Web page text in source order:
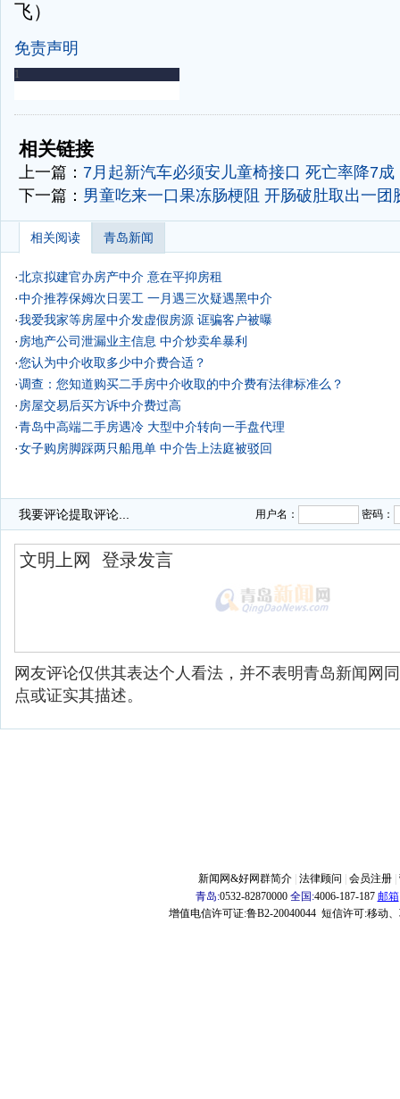
飞）
免责声明
-
相关链接
上一篇： 7月起新汽车必须安儿童椅接口 死亡率降7成
下一篇： 男童吃来一口果冻肠梗阻 开肠破肚取出一团
相关阅读 青岛新闻
·北京拟建官办房产中介 意在平抑房租
·中介推荐保姆次日罢工 一月遇三次疑遇黑中介
·我爱我家等房屋中介发虚假房源 诓骗客户被曝
· 房地产公司泄漏业主信息 中介炒卖牟暴利
·您认为中介收取多少中介费合适？
·调查：您知道购买二手房中介收取的中介费有法律标准么？
· 房屋交易后买方诉中介费过高
·青岛中高端二手房遇冷 大型中介转向一手盘代理
·女子购房脚踩两只船甩单 中介告上法庭被驳回
我要评论提取评论... 用户名： 密码：
网友评论仅供其表达个人看法，并不表明青岛新闻网
点或证实其描述。